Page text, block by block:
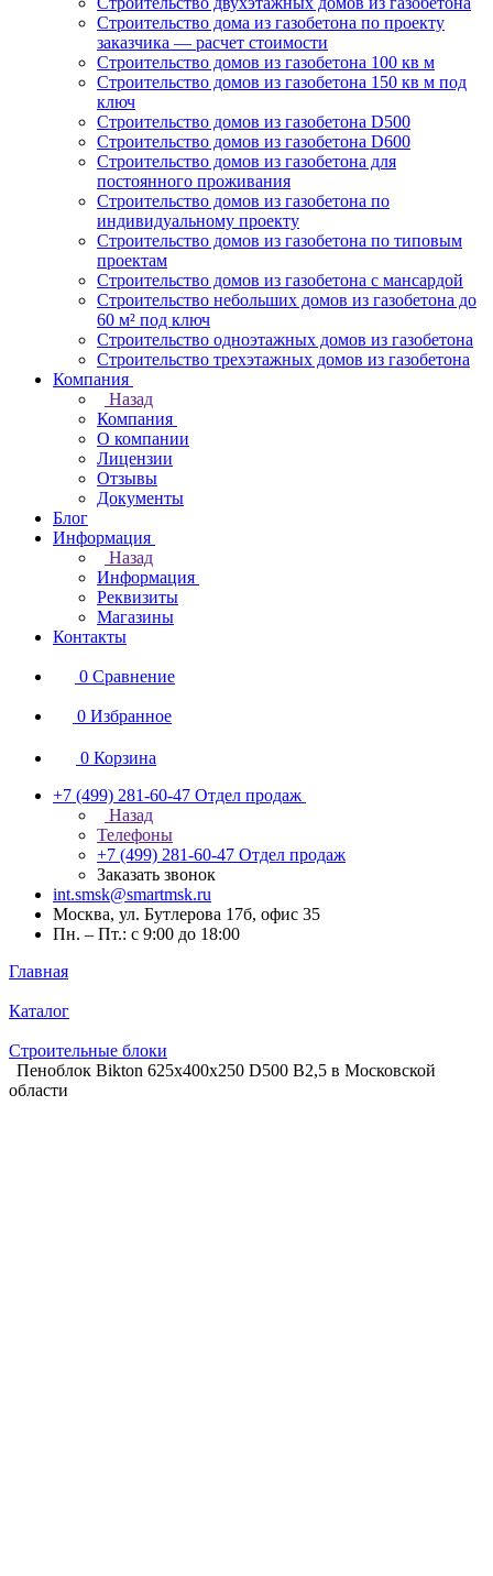
Строительство дома из газобетона по проекту
заказчика — расчет стоимости
Строительство домов из газобетона 100 кв м
Строительство домов из газобетона 150 кв м под
ключ
Строительство домов из газобетона D500
Строительство домов из газобетона D600
Строительство домов из газобетона для
постоянного проживания
Строительство домов из газобетона по
индивидуальному проекту
Строительство домов из газобетона по типовым
проектам
Строительство домов из газобетона с мансардой
Строительство небольших домов из газобетона до
60 м² под ключ
Строительство одноэтажных домов из газобетона
Строительство трехэтажных домов из газобетона
Компания
Назад
Компания
О компании
Лицензии
Отзывы
Документы
Блог
Информация
Назад
Информация
Реквизиты
Магазины
Контакты
0 Сравнение
0 Избранное
0 Корзина
+7 (499) 281-60-47 Отдел продаж
Назад
Телефоны
+7 (499) 281-60-47 Отдел продаж
Заказать звонок
int.smsk@smartmsk.ru
Москва, ул. Бутлерова 17б, офис 35
Пн. – Пт.: с 9:00 до 18:00
Главная
Каталог
Строительные блоки
Пеноблок Bikton 625х400х250 D500 В2,5 в Московской
области